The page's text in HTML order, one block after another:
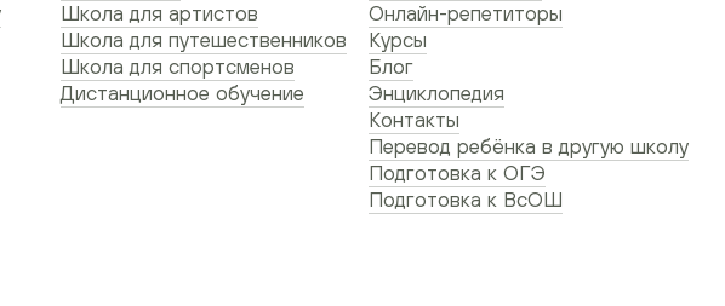
Онлайн-репетиторы
Курсы
Блог
Энциклопедия
Контакты
Перевод ребёнка в другую школу
Подготовка к ОГЭ
Подготовка к ВсОШ
Школа для артистов
Школа для путешественников
Школа для спортсменов
Дистанционное обучение